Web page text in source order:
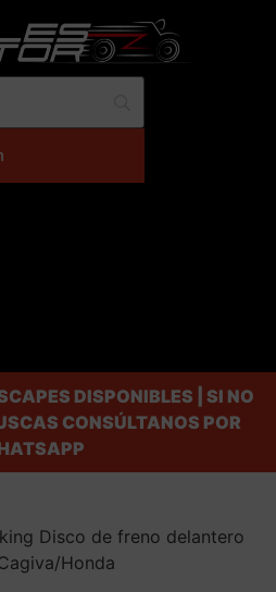
DISPONIBLES | SI NO
CONSÚLTANOS POR
Disco de freno delantero
Honda